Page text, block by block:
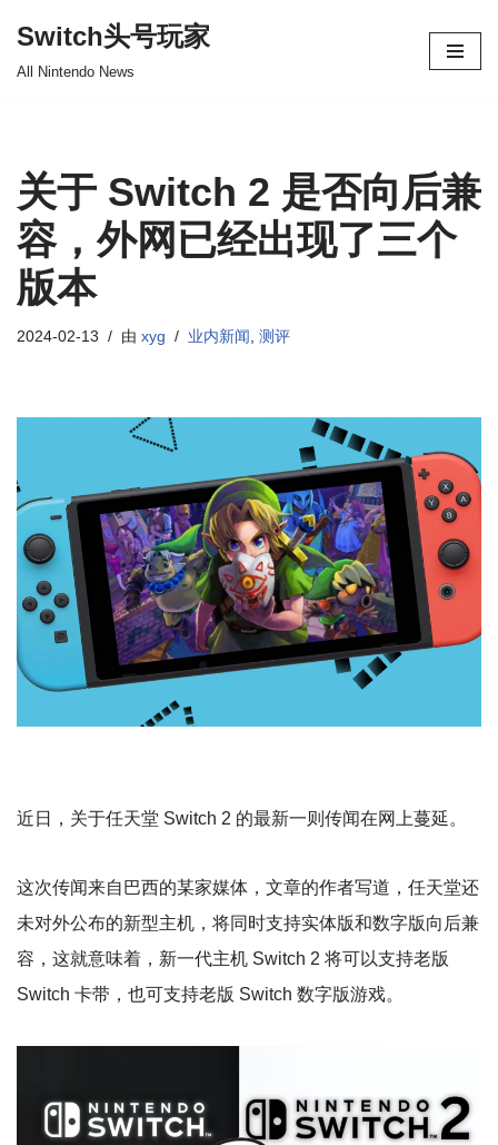
Switch头号玩家
All Nintendo News
关于 Switch 2 是否向后兼
容，外网已经出现了三个
版本
2024-02-13 由 xyg 业内新闻 测评
近日，关于任天堂 Switch 2 的最新一则传闻在网上蔓延。
这次传闻来自巴西的某家媒体，文章的作者写道，任天堂还
未对外公布的新型主机，将同时支持实体版和数字版向后兼
容，这就意味着，新一代主机 Switch 2 将可以支持老版
Switch 卡带，也可支持老版 Switch 数字版游戏。